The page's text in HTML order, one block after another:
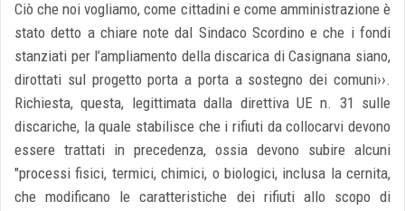
Ciò che noi vogliamo, come cittadini e come amministrazione è
stato detto a chiare note dal Sindaco Scordino e che i fondi
stanziati per l’ampliamento della discarica di Casignana siano,
dirottati sul progetto porta a porta a sostegno dei comuni››.
Richiesta, questa, legittimata dalla direttiva UE n. 31 sulle
discariche, la quale stabilisce che i rifiuti da collocarvi devono
essere trattati in precedenza, ossia devono subire alcuni
"processi fisici, termici, chimici, o biologici, inclusa la cernita,
che modificano le caratteristiche dei rifiuti allo scopo di